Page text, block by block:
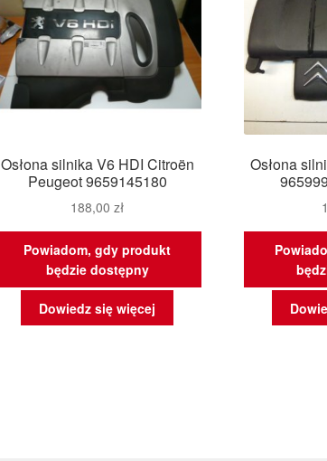
Osłona silnika V6 HDI Citroën
Peugeot 9659145180
188,00zł
Powiadom, gdy produkt
będzie dostępny
Dowiedz się więcej
Osłona